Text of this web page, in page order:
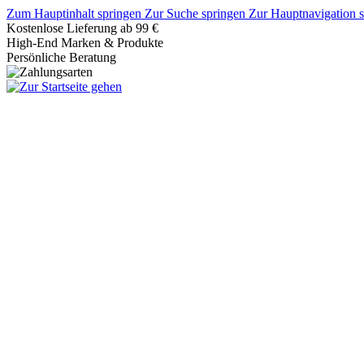
Zum Hauptinhalt springen Zur Suche springen Zur Hauptnavigation
Kostenlose Lieferung ab 99 €
High-End Marken & Produkte
Persönliche Beratung